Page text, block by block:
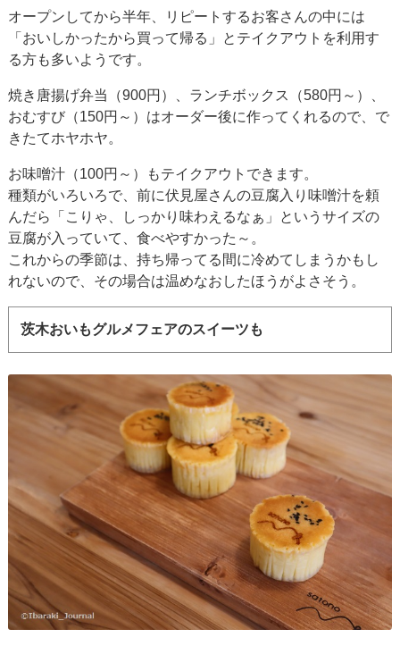
オープンしてから半年、リピートするお客さんの中には
「おいしかったから買って帰る」とテイクアウトを利用す
る方も多いようです。
焼き唐揚げ弁当（900円）、ランチボックス（580円～）、
おむすび（150円～）はオーダー後に作ってくれるので、で
きたてホヤホヤ。
お味噌汁（100円～）もテイクアウトできます。
種類がいろいろで、前に伏見屋さんの豆腐入り味噌汁を頼
んだら「こりゃ、しっかり味わえるなぁ」というサイズの
豆腐が入っていて、食べやすかった～。
これからの季節は、持ち帰ってる間に冷めてしまうかもし
れないので、その場合は温めなおしたほうがよさそう。
茨木おいもグルメフェアのスイーツも